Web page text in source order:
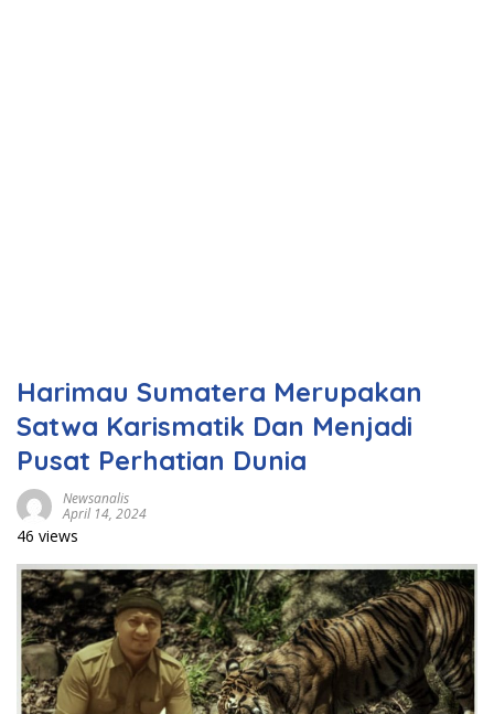
Harimau Sumatera Merupakan
Satwa Karismatik Dan Menjadi
Pusat Perhatian Dunia
Newsanalis
April 14, 2024
46 views